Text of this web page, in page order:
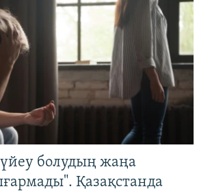
болудың жаңа
Қазақстанда